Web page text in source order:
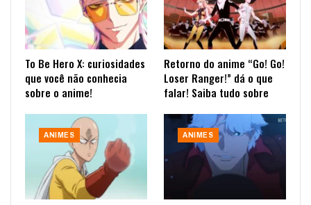
To Be Hero X: curiosidades
que você não conhecia
sobre o anime!
Retorno do anime “Go! Go!
Loser Ranger!” dá o que
falar! Saiba tudo sobre
ANIMES ANIMES